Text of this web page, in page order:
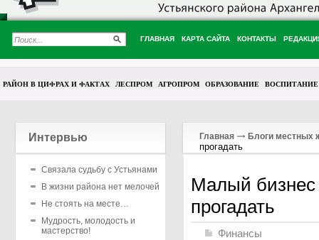
ГЛАВНАЯ КАРТА САЙТА КОНТАКТЫ
РАЙОН В ЦИФРАХ И ФАКТАХ ЛЕСПРОМ АГРОПРОМ ОБРАЗОВАНИЕ ВОСПИТАНИЕ
Интервью
Связала судьбу с Устьянами
В жизни района нет мелочей
Не стоять на месте…
Мудрость, молодость и
мастерство!
Главная Блоги местных
прогадать
Малый бизнес
прогадать
Финансы